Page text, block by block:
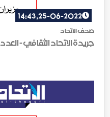
صحف الاتحاد
25-06-2022, 14:43
جريدة الاتحاد الثقافي - العدد 55